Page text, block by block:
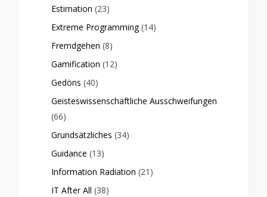
Estimation (23)
Extreme Programming (14)
Fremdgehen (8)
Gamification (12)
Gedöns (40)
Geisteswissenschaftliche Ausschweifungen
(66)
Grundsätzliches (34)
Guidance (13)
Information Radiation (21)
IT After All (38)